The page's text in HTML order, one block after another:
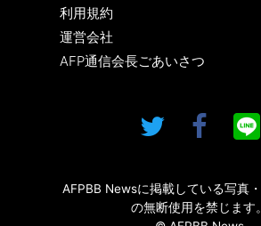
利用規約
運営会社
AFP通信会長ごあいさつ
AFPBB Newsに掲載している写真
の無断使用を禁じます。